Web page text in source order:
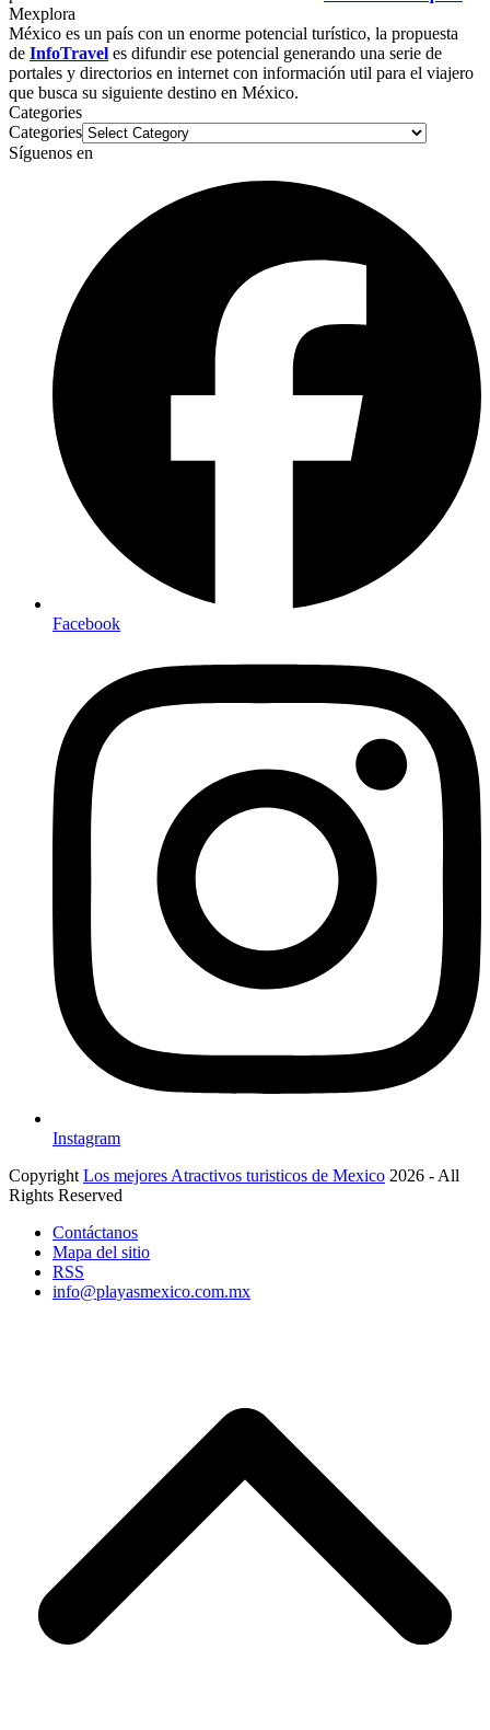
Mexplora
México es un país con un enorme potencial turístico, la propuesta
de InfoTravel es difundir ese potencial generando una serie de
portales y directorios en internet con información util para el viajero
que busca su siguiente destino en México.
Categories
Categories
Síguenos en
Facebook
Instagram
Copyright Los mejores Atractivos turisticos de Mexico 2026 - All
Rights Reserved
Contáctanos
Mapa del sitio
RSS
info@playasmexico.com.mx